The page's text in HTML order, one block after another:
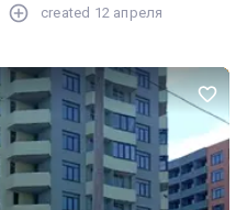
created 12 апреля